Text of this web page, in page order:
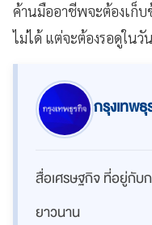
ค้านมืออาชีพจะต้องเก็บ
ไม่ได้ แต่จะต้องรอดูในวั
กรุงเทพ
สื่อเศรษฐกิจ ที่อยู่กับ
ยาวนาน